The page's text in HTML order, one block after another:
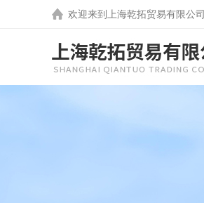
欢迎来到 上海乾拓贸易有限公司